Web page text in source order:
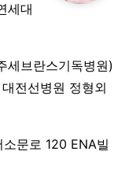
세대
세브란스기독병원)
전선병원 정형외
문로 120 ENA빌